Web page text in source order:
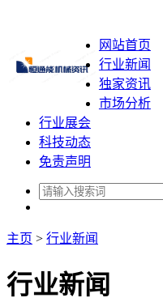
网站首页
行业新闻
独家资讯
市场分析
行业展会
科技动态
免责声明
主页 > 行业新闻
行业新闻